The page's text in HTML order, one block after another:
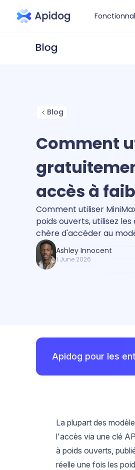
Blog
Comment
accès à
Comment utiliser
poids ouverts, utilisez
chère d'accéder au
Ashley Innocent
1 June 2026
Apidog pour les
La plupart des
l'accès via une clé
à poids ouverts,
réelle une fois les